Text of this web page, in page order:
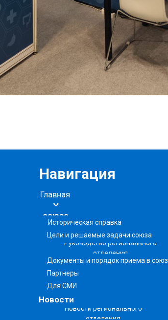
О
союзе
Новости
Навигация
Главная
Историческая справка
Цели и решаемые задачи союза
Руководство регионального
отделения
Документы и порядок приема в союз
Партнеры
Для СМИ
Новости регионального